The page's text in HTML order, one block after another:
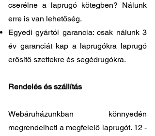
cserélne a laprugó kötegben? Nálunk
erre is van lehetőség.
Egyedi gyártói garancia: csak nálunk 3
év garanciát kap a laprugókra laprugó
erősítő szettekre és segédrugókra.
Rendelés és szállítás
Webáruházunkban könnyedén
megrendelheti a megfelelő laprugót. 12 -